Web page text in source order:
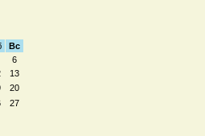
Вс
6
13
20
27